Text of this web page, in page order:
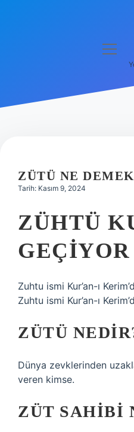
Hakkımızda
menüyü
ZÜTÜ NE DEMEK
Tarih: Kasım 9, 2024
ZÜHTÜ
Zuhtu ismi Kur’an-ı
Zuhtu ismi Kur’an-ı
ZÜTÜ
Dünya zevklerinden
veren kimse.
ZÜT SAHIBI